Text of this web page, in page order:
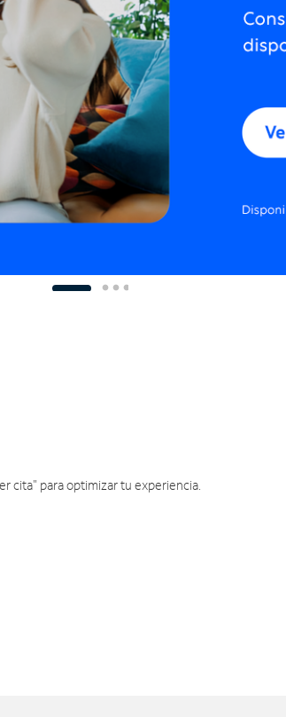
cita" para optimizar tu experiencia.